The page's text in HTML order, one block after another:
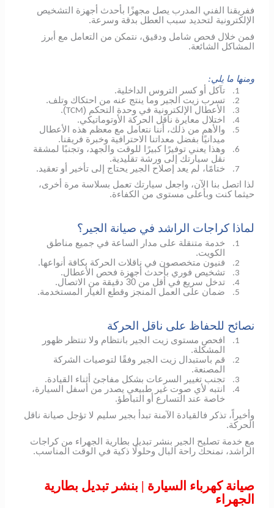
ففريقنا الفني المدرب يصل مجهزًا بأحدث أجهزة التشخيص
الإلكترونية لتحديد سبب العطل بدقة وسرعة.
فمن خلال فحص شامل ودقيق، نتمكن من التعامل مع أبرز
المشاكل الشائعة.
ومنها ما يلي:
1. تآكل أو كسر التروس الداخلية.
2. تسرب زيت الجير وما ينتج عنه من احتكاك وتلف.
3. الأعطال الإلكترونية في وحدة التحكم (TCM
).
4. اختلال معايرة ناقل الحركة الأوتوماتيكي.
5.
والأهم من ذلك، أننا نتعامل مع معظم هذه الأعطال
ميدانيًا بفضل معداتنا الاحترافية وخبرة فريقنا.
6.
وهذا يعني توفيرًا كبيرًا للوقت والجهد، وتجنبًا لمشقة
نقل سيارتك إلى ورشة تقليدية.
7.
ختامًا، لم يعد إصلاح الجير يحتاج إلى تأخير أو تعقيد.
لذا اتصل بنا الآن، واجعل سيارتك تعمل بسلاسة مرة أخرى،
حيثما كنت وبأعلى مستوى من الكفاءة.
لماذا كراجات الراشد في صيانة الجير؟
1.
خدمة متنقلة على مدار الساعة في جميع مناطق
الكويت.
2. فنيون متخصصون في ناقلات الحركة بكافة أنواعها.
3. تشخيص فوري بأحدث أجهزة فحص الأعطال.
4. تدخل سريع في أقل من 30 دقيقة من الاتصال.
5. ضمان على العمل المنجز وقطع الغيار المستخدمة.
نصائح للحفاظ على ناقل الحركة
1.
افحص مستوى زيت الجير بانتظام ولا تنتظر ظهور
المشكلة.
2.
قم باستبدال زيت الجير وفقًا لتوصيات الشركة
المصنعة.
3. تجنب تغيير السرعات بشكل مفاجئ أثناء القيادة.
4.
انتبه لأي صوت غير طبيعي يصدر من أسفل السيارة،
خاصة عند التسارع أو التباطؤ.
وأخيراً، تذكر فالقيادة الآمنة تبدأ بجير سليم لا تؤجل صيانة ناقل
الحركة.
مع خدمة تصليح الجير بنشر تبديل بطارية الجهراء من كراجات
الراشد، نمنحك راحة البال وحلولًا ذكية في الوقت المناسب.
صيانة كهرباء السيارة | بنشر تبديل بطارية
الجهراء